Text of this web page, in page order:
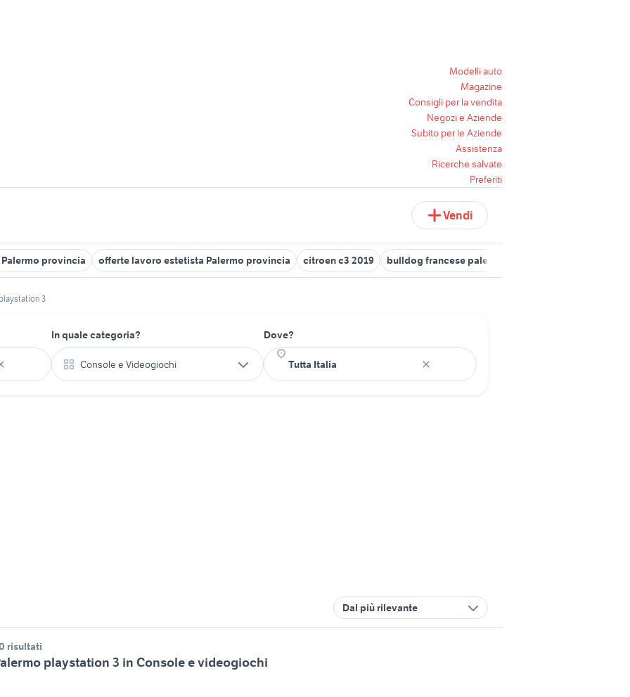
Modelli auto
Magazine
Consigli per la vendita
Negozi e Aziende
Subito per le Aziende
Assistenza
Ricerche salvate
Preferiti
Vendi
provincia offerte lavoro estetista Palermo provincia citroen c3 2019 bulldog francese palermo
3
In quale categoria?
Console e Videogiochi
Dove?
Dal più rilevante
risultati
playstation 3 in Console e videogiochi